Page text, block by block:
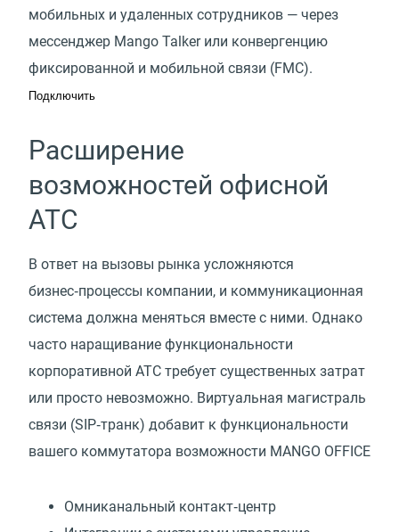
мобильных и удаленных сотрудников — через
мессенджер Mango Talker или конвергенцию
фиксированной и мобильной связи (FMC).
Подключить
Расширение
возможностей офисной
АТС
В ответ на вызовы рынка усложняются
бизнес‑процессы компании, и коммуникационная
система должна меняться вместе с ними. Однако
часто наращивание функциональности
корпоративной АТС требует существенных затрат
или просто невозможно. Виртуальная магистраль
связи (SIP‑транк) добавит к функциональности
вашего коммутатора возможности MANGO OFFICE
Омниканальный контакт‑центр